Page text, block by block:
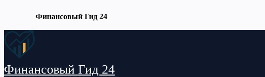
Финансовый Гид 24
Перейти
содержимому
Финансовый Гид 24